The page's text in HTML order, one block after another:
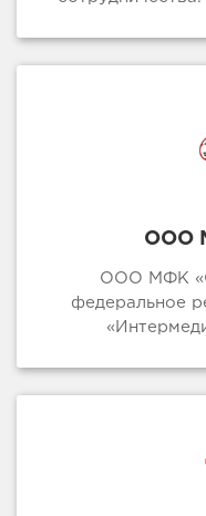
ООО
ООО МФК
федеральное